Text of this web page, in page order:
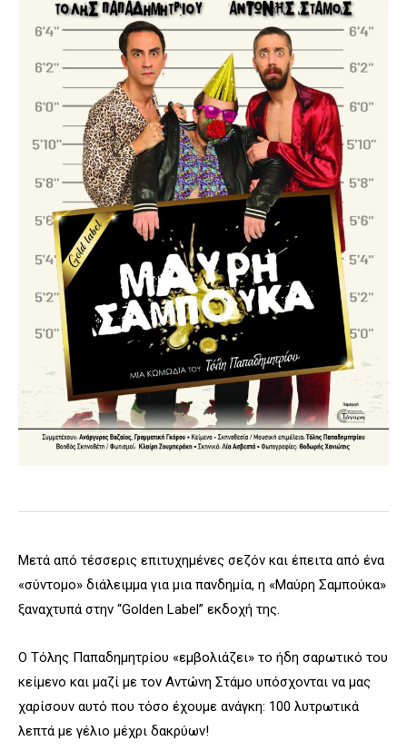
Μετά από τέσσερις επιτυχημένες σεζόν και έπειτα από ένα
«σύντομο» διάλειμμα για μια πανδημία, η «Μαύρη Σαμπούκα»
ξαναχτυπά στην “Golden Label” εκδοχή της.
Ο Τόλης Παπαδημητρίου «εμβολιάζει» το ήδη σαρωτικό του
κείμενο και μαζί με τον Αντώνη Στάμο υπόσχονται να μας
χαρίσουν αυτό που τόσο έχουμε ανάγκη: 100 λυτρωτικά
λεπτά με γέλιο μέχρι δακρύων!